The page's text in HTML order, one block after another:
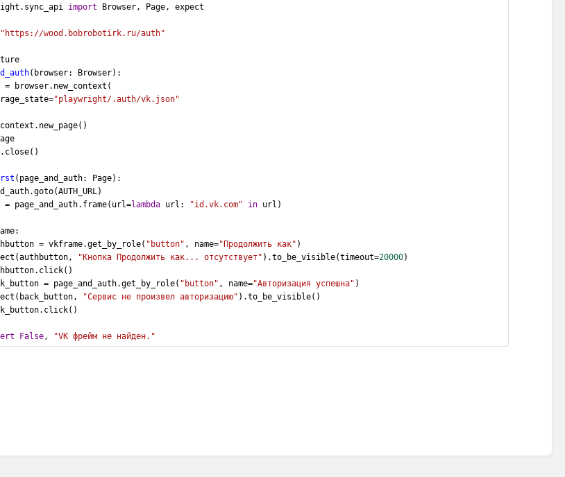
import Browser, Page, expect
"https://wood.bobrobotirk.ru/auth"
(browser: Browser):
= browser.new_context(
"playwright/.auth/vk.json"
(page_and_auth: Page):
= page_and_auth.frame(url=
lambda url: "id.vk.com" in url)
= vkframe.get_by_role(
"button" , name="Продолжить как" )
"Кнопка Продолжить как... отсутствует" ).to_be_visible(timeout=20000)
= page_and_auth.get_by_role(
"button" , name="Авторизация успешна" )
"Сервис не произвел авторизацию" ).to_be_visible()
False, "VK фрейм не найден."